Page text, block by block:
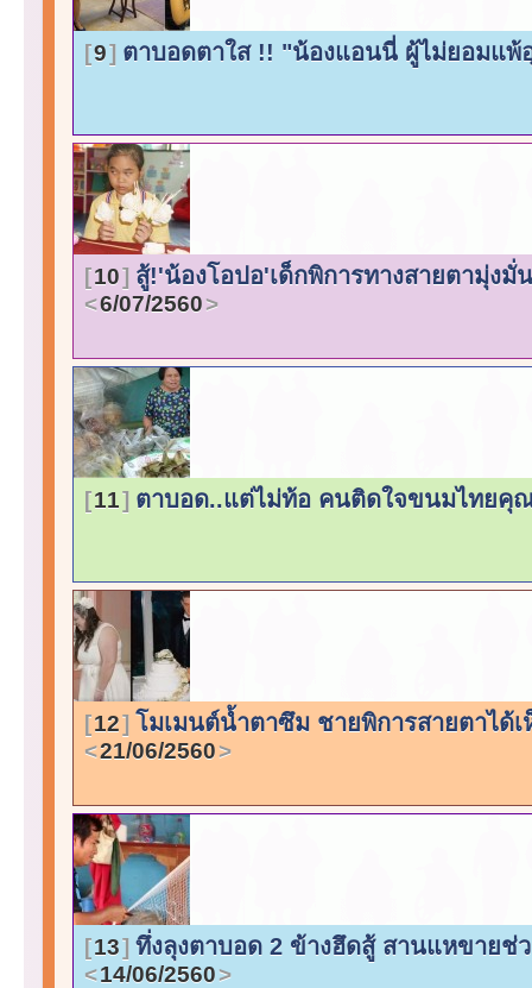
9 ตาบอดตาใส !! "น้องแอนนี่ ผู้ไม่ยอมแ
10 สู้!'น้องโอปอ'เด็กพิการทางสายตามุ่ง
6/07/2560
11 ตาบอด..แต่ไม่ท้อ คนติดใจขนมไทยคุณ
12 โมเมนต์น้ำตาซึม ชายพิการสายตาได้
21/06/2560
13 ทึ่งลุงตาบอด 2 ข้างฮึดสู้ สานแหขายช่
14/06/2560